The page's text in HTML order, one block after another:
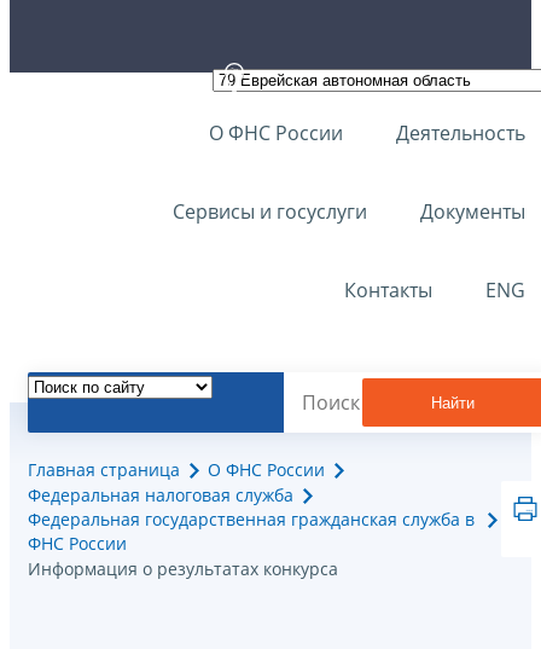
О ФНС России Деятельность
Сервисы и госуслуги Документы
Контакты ENG
Найти
Главная страница
О ФНС России
Федеральная налоговая служба
Федеральная государственная гражданская служба в
ФНС России
Информация о результатах конкурса